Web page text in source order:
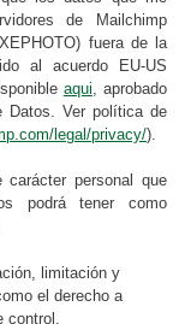
de Mailchimp
fuera de la
al acuerdo EU-US
aqui , aprobado
Datos. Ver política de
legal/privacy/).
personal que
podrá tener como
limitación y
el derecho a